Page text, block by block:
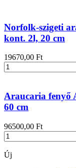
Norfolk-szigeti
kont. 2l, 20 cm
19670,00 Ft
Araucaria fenyő
60 cm
96500,00 Ft
Új